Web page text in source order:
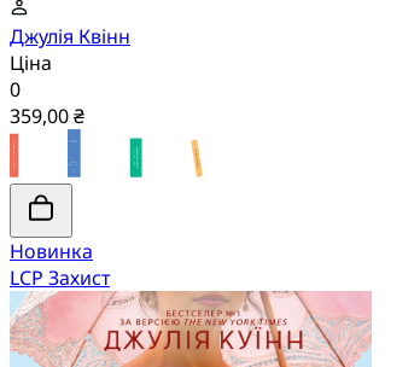
Джулія Квінн
Ціна
0
359,00 ₴
Новинка
LCP Захист